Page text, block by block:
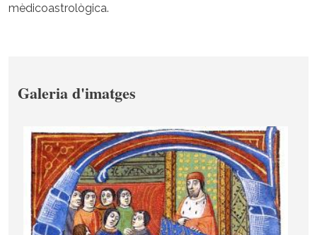
mèdicoastrològica.
Galeria d'imatges
Image